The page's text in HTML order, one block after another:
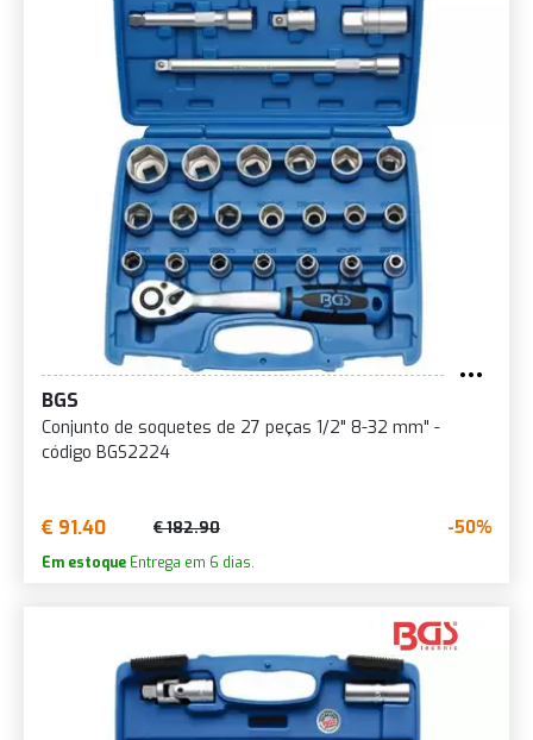
BGS
Conjunto de soquetes de 27 peças 1/2" 8-32 mm" -
código BGS2224
€ 91.40 € 182.90 -50%
Em estoque Entrega em 6 dias.